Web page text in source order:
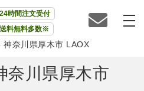
24時間注文受付
送料無料多数※
神奈川県厚木市 LAOX
奈川県厚木市